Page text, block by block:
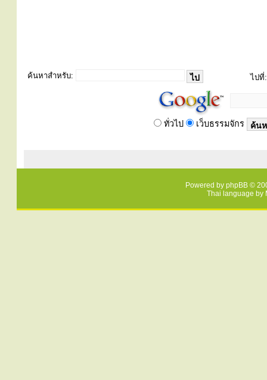
ค้นหาสำหรับ: ไปที่:
ทั่วไป เว็บธรรมจักร
Powered by phpBB ©
Thai language by